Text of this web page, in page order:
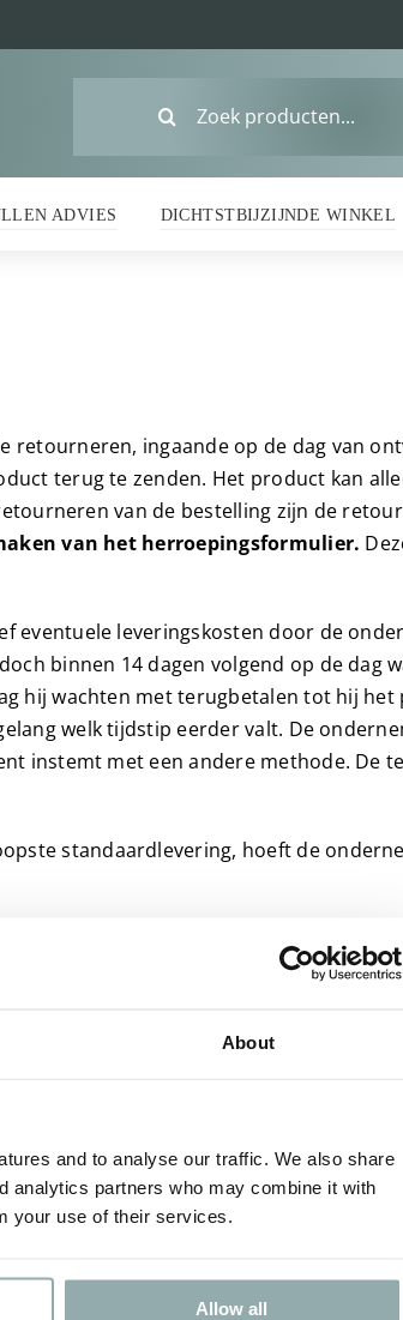
About
and to analyse our traffic. We also share
analytics partners who may combine it with
your use of their services.
Allow all
Zoeken
naar:
ADVIES DICHTSTBIJZIJNDE WINKEL
retourneren, ingaande op de dag van
terug te zenden. Het product kan
van de bestelling zijn de
van het herroepingsformulier.
eventuele leveringskosten door de
binnen 14 dagen volgend op de dag
hij wachten met terugbetalen tot hij
welk tijdstip eerder valt. De
instemt met een andere methode. De
standaardlevering, hoeft de